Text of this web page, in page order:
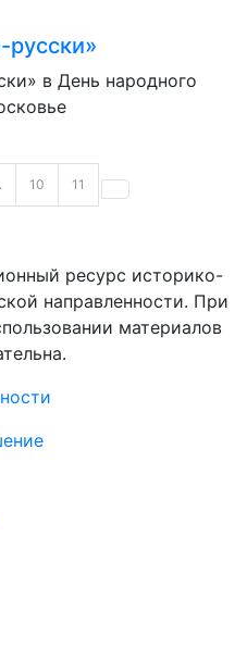
в День народного
10 11
ресурс историко-
направленности. При
материалов